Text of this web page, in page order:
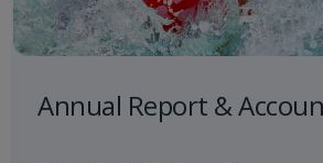
Annual Report &